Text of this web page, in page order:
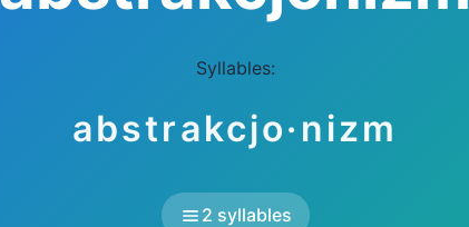
Syllables:
abstrakcjo·nizm
2 syllables